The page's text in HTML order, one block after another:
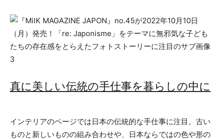
真に美しい伝統の手仕事を暮らしの中に
インテリアのページでは日本の伝統的な手仕事に注目。古い
ものと新しいものの組み合わせや、日本ならではの色や形の